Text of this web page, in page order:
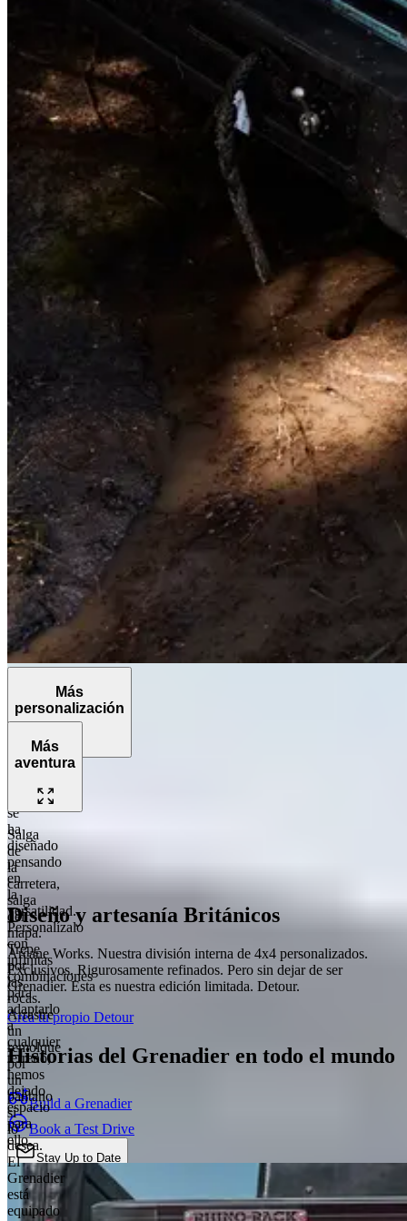
Más
personalización
Grenadier
se
ha
diseñado
pensando
en
la
versatilidad.
Personalízalo
con
infinitas
combinaciones
para
adaptarlo
a
cualquier
terreno,
hemos
dejado
espacio
para
ello.
Más
aventura
Salga
de
la
carretera,
salga
del
mapa.
Trepe
por
las
rocas.
Arrastre
un
remolque
por
un
pantano
si
lo
desea.
El
Grenadier
está
equipado
Diseño y artesanía Británicos
Arcane Works. Nuestra división interna de 4x4 personalizados.
Exclusivos. Rigurosamente refinados. Pero sin dejar de ser
Grenadier. Esta es nuestra edición limitada. Detour.
Crea tu propio Detour
Historias del Grenadier en todo el mundo
Build a Grenadier
Book a Test Drive
Stay Up to Date
Chat